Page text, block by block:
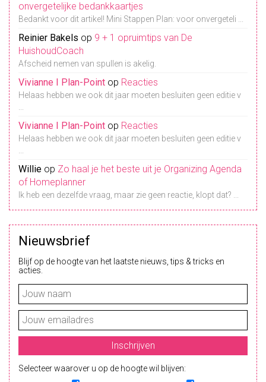
onvergetelijke bedankkaartjes
Bedankt voor dit artikel! Mini Stappen Plan: voor onvergeteli ...
Reinier Bakels op 9 + 1 opruimtips van De
HuishoudCoach
Afscheid nemen van spullen is akelig.
Vivianne I Plan-Point op Reacties
Helaas hebben we ook dit jaar moeten besluiten geen editie v
Vivianne I Plan-Point op Reacties
Helaas hebben we ook dit jaar moeten besluiten geen editie v
Willie op Zo haal je het beste uit je Organizing Agenda
of Homeplanner
Ik heb een dezelfde vraag, maar zie geen reactie, klopt dat? ...
Nieuwsbrief
Blijf op de hoogte van het laatste nieuws, tips & tricks en
acties.
Selecteer waarover u op de hoogte wil blijven: